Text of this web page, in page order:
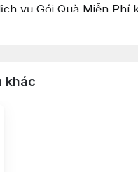
vụ Gói Quà Miễn
khác